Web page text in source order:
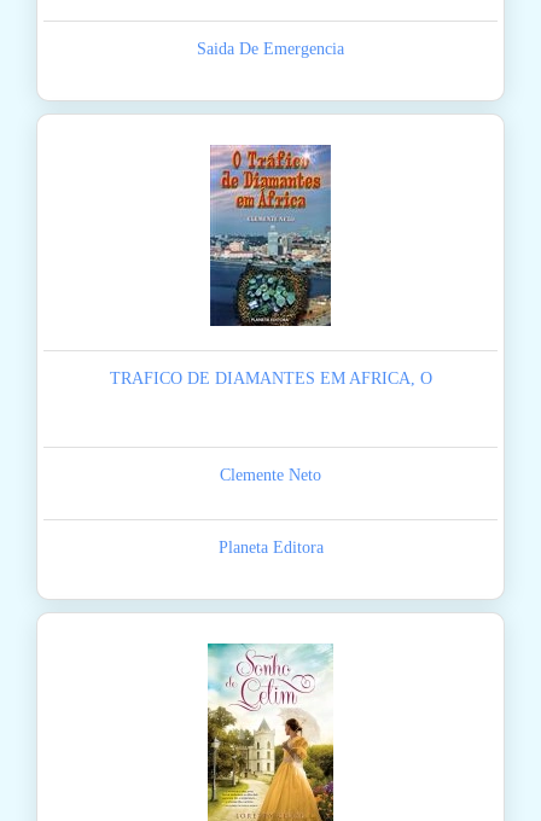
Saida De Emergencia
TRAFICO DE DIAMANTES EM AFRICA, O
Clemente Neto
Planeta Editora